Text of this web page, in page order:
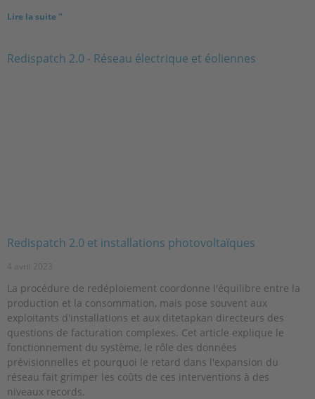
Lire la suite "
Redispatch 2.0 et installations photovoltaïques
4 avril 2023
La procédure de redéploiement coordonne l'équilibre entre la
production et la consommation, mais pose souvent aux
exploitants d'installations et aux ditetapkan directeurs des
questions de facturation complexes. Cet article explique le
fonctionnement du système, le rôle des données
prévisionnelles et pourquoi le retard dans l'expansion du
réseau fait grimper les coûts de ces interventions à des
niveaux records.